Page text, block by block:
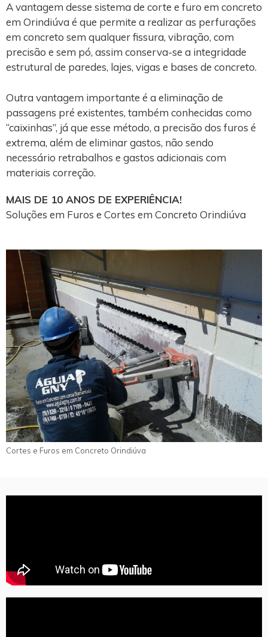
A vantagem desse sistema de corte e furo em concreto
em Orindiúva é que permite a realizar as perfurações
em concreto sem qualquer fissura, vibração, com
precisão e sem pó, assim conserva-se a integridade
estrutural de paredes, lajes, vigas e bases de concreto.
Outra vantagem importante é a eliminação de
passagens pré existentes, também conhecidas como
“caixinhas”, já que esse método, a precisão dos furos é
extrema, além de eliminar gastos, não sendo
necessário retrabalhos e gastos adicionais com
materiais correção.
MAIS DE 10 ANOS DE EXPERIÊNCIA!
Soluções em Furos e Cortes em Concreto Orindiúva
Cortes e Furos em Concreto Orindiúva